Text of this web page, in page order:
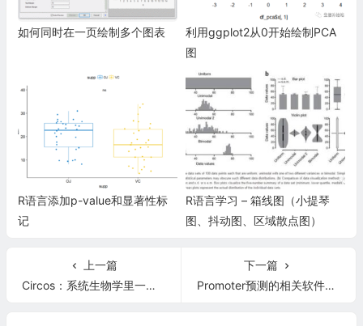
如何同时在一页绘制多个图表
利用ggplot2从0开始绘制PCA
图
R语言添加p-value和显著性标
记
R语言学习 – 箱线图（小提琴
图、抖动图、区域散点图）
上一篇
Circos：系统生物学里一个画图工具
下一篇
Promoter预测的相关软件及各个软件比较